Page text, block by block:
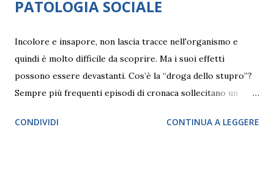
PATOLOGIA SOCIALE
Incolore e insapore, non lascia tracce nell'organismo e
quindi è molto difficile da scoprire. Ma i suoi effetti
possono essere devastanti. Cos’è la “droga dello stupro”?
Sempre più frequenti episodi di cronaca sollecitano un
e psicoanalista della Società psicoanalitica italiana (SPI)
CONDIVIDI CONTINUA A LEGGERE